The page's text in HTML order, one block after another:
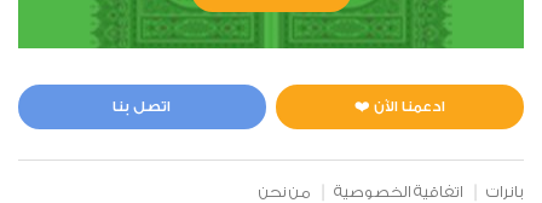
ادعمنا الآن ❤️ اتصل بنا
بانرات اتفاقية الخصوصية من نحن